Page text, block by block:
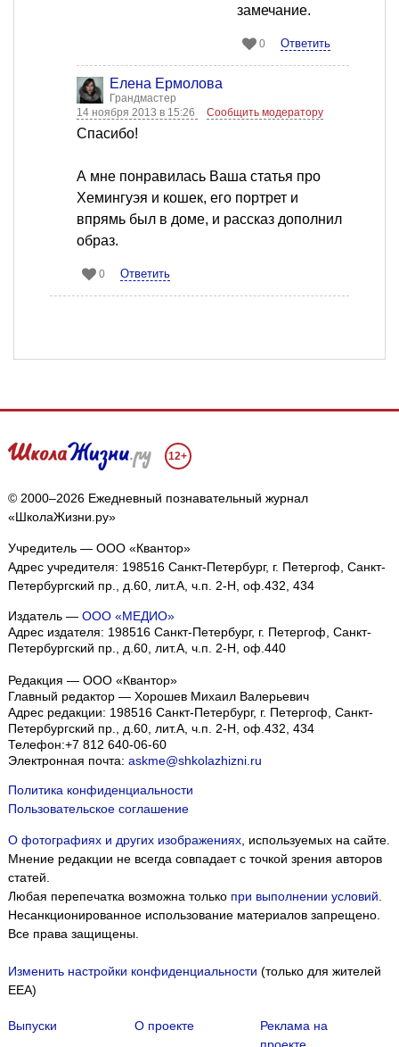
замечание.
0 Ответить
Елена Ермолова
Грандмастер
14 ноября 2013 в 15:26
Сообщить модератору
Спасибо!
А мне понравилась Ваша статья про
Хемингуэя и кошек, его портрет и
впрямь был в доме, и рассказ дополнил
образ.
0 Ответить
12+
© 2000–2026 Ежедневный познавательный журнал
«ШколаЖизни.ру»
Учредитель — ООО «Квантор»
Адрес учредителя: 198516 Санкт-Петербург, г. Петергоф, Санкт-
Петербургский пр., д.60, лит.А, ч.п. 2-Н, оф.432, 434
Издатель — ООО «МЕДИО»
Адрес издателя: 198516 Санкт-Петербург, г. Петергоф, Санкт-
Петербургский пр., д.60, лит.А, ч.п. 2-Н, оф.440
Редакция — ООО «Квантор»
Главный редактор — Хорошев Михаил Валерьевич
Адрес редакции: 198516 Санкт-Петербург, г. Петергоф Санкт-
Петербургский пр., д.60, лит.А, ч.п. 2-Н, оф.432, 434
Телефон:+7 812 640-06-60
Электронная почта: askme@shkolazhizni.ru
Политика конфиденциальности
Пользовательское соглашение
О фотографиях и других изображениях, используемых на сайте.
Мнение редакции не всегда совпадает с точкой зрения авторов
статей.
Любая перепечатка возможна только при выполнении условий
Несанкционированное использование материалов запрещено.
Все права защищены.
Изменить настройки конфиденциальности (только для жителей
EEA)
Выпуски
О проекте
Реклама на